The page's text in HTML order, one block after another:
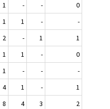
1 - -
0
1 1 -
-
2 - 1
1
1 1 -
0
1 - -
-
4 1 -
1
8 4 3
2